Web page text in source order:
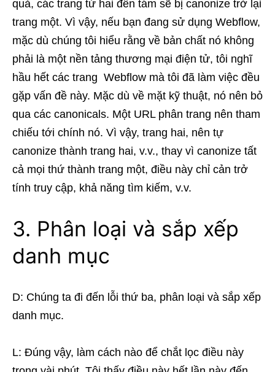
quả, các trang từ hai đến tám sẽ bị canonize trở lại
trang một. Vì vậy, nếu bạn đang sử dụng Webflow,
mặc dù chúng tôi hiểu rằng về bản chất nó không
phải là một nền tảng thương mại điện tử, tôi nghĩ
hầu hết các trang Webflow mà tôi đã làm việc đều
gặp vấn đề này. Mặc dù về mặt kỹ thuật, nó nên bỏ
qua các canonicals. Một URL phân trang nên tham
chiếu tới chính nó. Vì vậy, trang hai, nên tự
canonize thành trang hai, v.v., thay vì canonize tất
cả mọi thứ thành trang một, điều này chỉ cản trở
tính truy cập, khả năng tìm kiếm, v.v.
3. Phân loại và sắp xếp
danh mục
D: Chúng ta đi đến lỗi thứ ba, phân loại và sắp xếp
danh mục.
L: Đúng vậy, làm cách nào để chắt lọc điều này